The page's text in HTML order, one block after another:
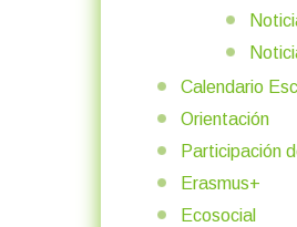
Calendario
Orientación
Participación
Erasmus+
Ecosocial